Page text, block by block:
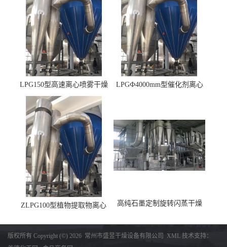
LPG150型高速离心喷雾干燥
机 φ2.85m
LPGФ4000mm型催化剂离心
ZLPG100型植物提取物离心
高纯石墨定制旋转闪蒸干燥
版权所有 Copyright (©) 2026 常州市盛昱干燥设备有限公司 XML 技术支持：